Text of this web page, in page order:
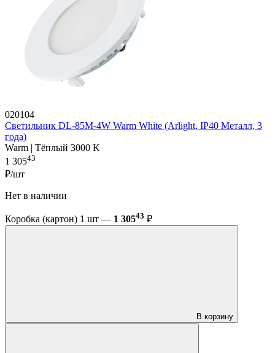
020104
Светильник DL-85M-4W Warm White (Arlight, IP40 Металл, 3
года)
Warm | Тёплый 3000 K
1 30543
₽/шт
Нет в наличии
Коробка (картон) 1 шт — 1 30543 ₽
В корзину